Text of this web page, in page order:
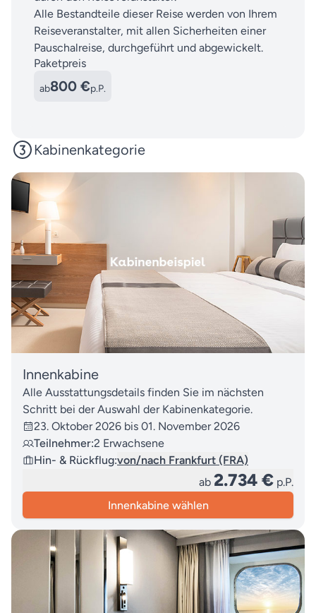
Alle Bestandteile dieser Reise werden von Ihrem
Reiseveranstalter, mit allen Sicherheiten einer
Pauschalreise, durchgeführt und abgewickelt.
Paketpreis
ab800 €p.P.
Kabinenkategorie
Innenkabine
Alle Ausstattungsdetails finden Sie im nächsten
Schritt bei der Auswahl der Kabinenkategorie.
23. Oktober 2026 bis 01. November 2026
Teilnehmer:2 Erwachsene
Hin- & Rückflug:
von/nach Frankfurt (FRA)
ab 2.734 € p.P.
Innenkabine wählen